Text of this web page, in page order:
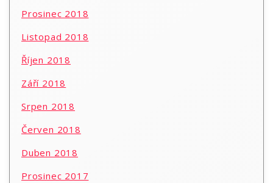
Prosinec 2018
Listopad 2018
Říjen 2018
Září 2018
Srpen 2018
Červen 2018
Duben 2018
Prosinec 2017